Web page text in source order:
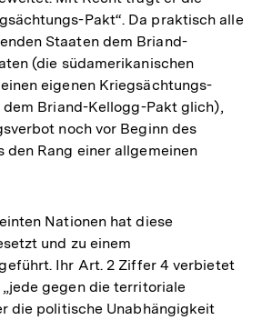
Pakt“. Da praktisch alle
Staaten dem Briand-
(die südamerikanischen
eigenen Kriegsächtungs-
Briand-Kellogg-Pakt glich),
noch vor Beginn des
den Rang einer allgemeinen
Nationen hat diese
und zu einem
Ihr Art. 2 Ziffer 4 verbietet
gegen die territoriale
die politische Unabhängigkeit